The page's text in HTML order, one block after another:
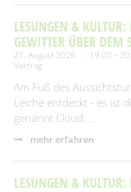
LESUNGEN &
GEWITTER ÜBER DEM
21. August 2026 19:00 –
Vortrag
Am Fuß des
Leiche entdeckt - es ist
genannt Cloud. …
mehr erfahren
LESUNGEN & KULTUR: